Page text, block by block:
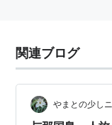
1968年9月、滑走
1968年12月、YS-
1975年3月15日、
1985年2月12日、
関連ブログ
やまとの少し